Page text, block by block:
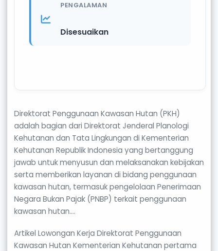
PENGALAMAN
Disesuaikan
Direktorat Penggunaan Kawasan Hutan (PKH)
adalah bagian dari Direktorat Jenderal Planologi
Kehutanan dan Tata Lingkungan di Kementerian
Kehutanan Republik Indonesia yang bertanggung
jawab untuk menyusun dan melaksanakan kebijakan
serta memberikan layanan di bidang penggunaan
kawasan hutan, termasuk pengelolaan Penerimaan
Negara Bukan Pajak (PNBP) terkait penggunaan
kawasan hutan….
Artikel Lowongan Kerja Direktorat Penggunaan
Kawasan Hutan Kementerian Kehutanan pertama